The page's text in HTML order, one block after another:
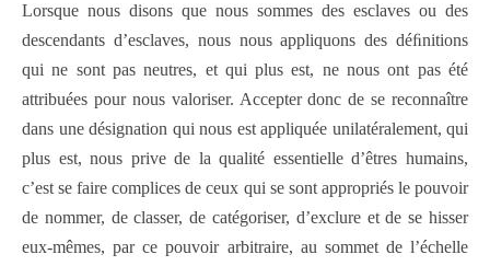
Lorsque nous disons que nous sommes des esclaves ou des
descendants d’esclaves, nous nous appliquons des déﬁnitions
qui ne sont pas neutres, et qui plus est, ne nous ont pas été
attribuées pour nous valoriser. Accepter donc de se reconnaître
dans une désignation qui nous est appliquée unilatéralement, qui
plus est, nous prive de la qualité essentielle d’êtres humains,
c’est se faire complices de ceux qui se sont appropriés le pouvoir
de nommer, de classer, de catégoriser, d’exclure et de se hisser
eux-mêmes, par ce pouvoir arbitraire, au sommet de l’échelle